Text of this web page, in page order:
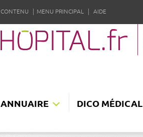
CONTENU MENU PRINCIPAL AIDE
ANNUAIRE DICO MÉDICAL